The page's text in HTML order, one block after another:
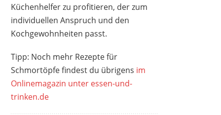
Küchenhelfer zu profitieren, der zum
individuellen Anspruch und den
Kochgewohnheiten passt.
Tipp: Noch mehr Rezepte für
Schmortöpfe findest du übrigens im
Onlinemagazin unter essen-und-
trinken.de